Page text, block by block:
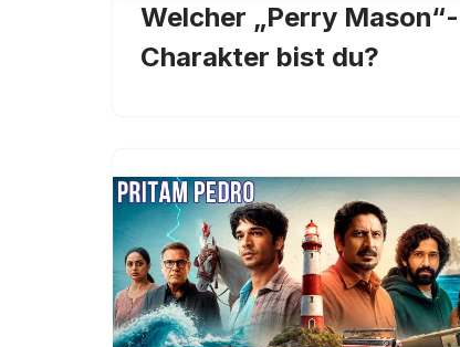
Welcher „Perry Mason“-
Charakter bist du?